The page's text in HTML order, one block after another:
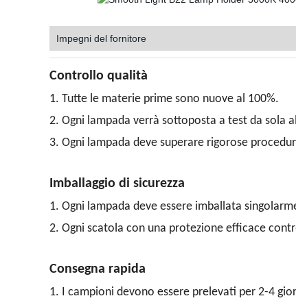
Impegni del fornitore
Controllo qualità
1. Tutte le materie prime sono nuove al 100%.
2. Ogni lampada verrà sottoposta a test da sola
3. Ogni lampada deve superare rigorose
Imballaggio di sicurezza
1. Ogni lampada deve essere imballata
2. Ogni scatola con una protezione efficace
Consegna rapida
1. I campioni devono essere prelevati per 2-4